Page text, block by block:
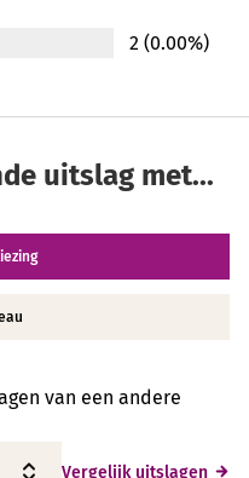
2 (0.00%)
uitslag met...
van een andere
Vergelijk uitslagen